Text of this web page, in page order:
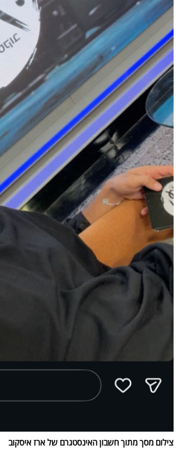
ניוזלטרים
מייל
אדום
פרסמו
באייס
עקבו
אחרינו:
צילום מסך מתוך חשבון האינסטגרם של ארז איסקוב